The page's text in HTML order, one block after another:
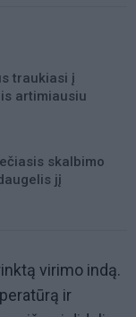
traukiasi į
artimiausiu
skalbimo
jį
virimo indą.
ir